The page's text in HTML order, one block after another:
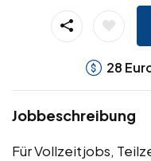
28
Jobbeschreibung
Für Vollzeitjobs,